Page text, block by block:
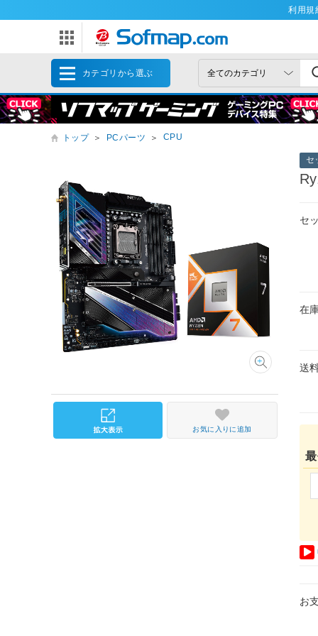
利用規
カテゴリから選ぶ
トップ ＞ PCパーツ ＞ CPU
セ
セ
在
送
お
お気に入りに追加